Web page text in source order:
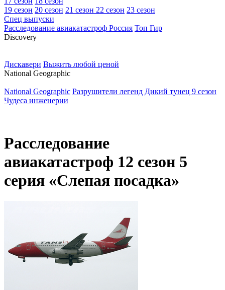
19 сезон 20 сезон 21 сезон 22 сезон 23 сезон
Спец выпуски
Расследование авиакатастроф Россия Топ Гир
Discovery
Дискавери Выжить любой ценой
National Geographic
National Geographic Разрушители легенд Дикий тунец 9 сезон
Чудеса инженерии
Расследование
авиакатастроф 12 сезон 5
серия «Слепая посадка»